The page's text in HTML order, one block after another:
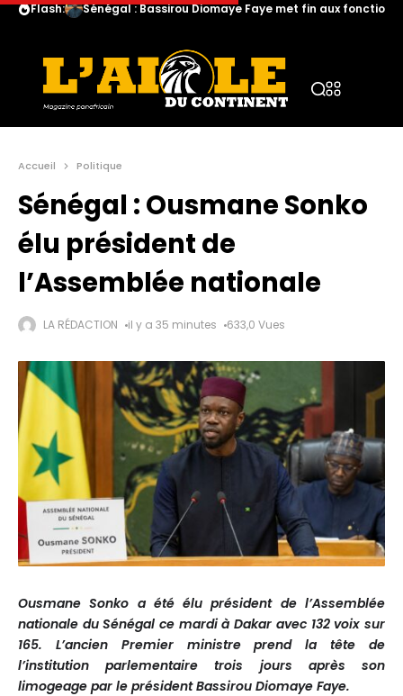
Flash: Sénégal : Bassirou Diomaye Faye met fin aux
Accueil Politique
Sénégal : Ousmane Sonko
élu président de
l’Assemblée nationale
LA RÉDACTION il y a 35 minutes 633,0 Vues
Ousmane Sonko a été élu président de l’Assemblée
nationale du Sénégal ce mardi à Dakar avec 132 voix sur
165. L’ancien Premier ministre prend la tête de
l’institution parlementaire trois jours après son
limogeage par le président Bassirou Diomaye Faye.